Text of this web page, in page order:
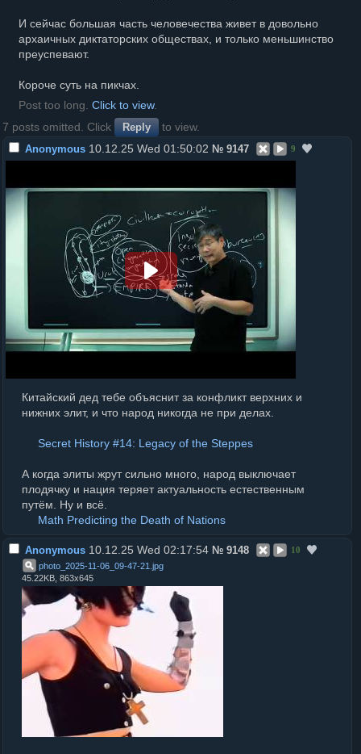
И сейчас большая часть человечества живет в довольно
архаичных диктаторских обществах, и только меньшинство
преуспевают.
Короче суть на пикчах.
Post too long. Click to view.
7 posts omitted. Click
Reply to view.
Anonymous 10.12.25 Wed 01:50:02 № 9147 9
Китайский дед тебе объяснит за конфликт верхних и
нижних элит, и что народ никогда не при делах.
Secret History #14: Legacy of the Steppes
А когда элиты жрут сильно много, народ выключает
плодячку и нация теряет актуальность естественным
путём. Ну и всё.
Math Predicting the Death of Nations
Anonymous 10.12.25 Wed 02:17:54 № 9148
10
photo_2025-11-06_09-47-21 jpg
45.22KB, 863x645